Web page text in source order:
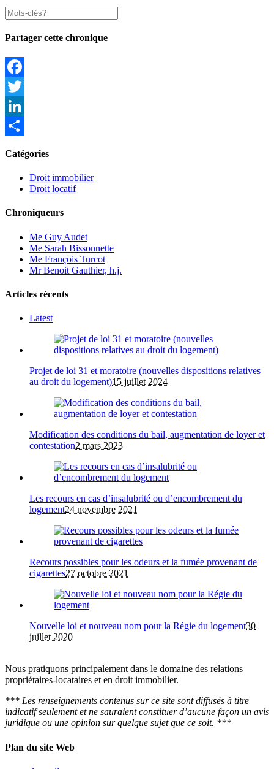
Partager cette chronique
Facebook
Twitter
LinkedIn
Catégories
Droit immobilier
Droit locatif
Chroniqueurs
Me Guy Audet
Me Sarah Bissonnette
Me François Turcot
Mr Benoit Gauthier, h.j.
Articles récents
Latest
Projet de loi 31 et moratoire (nouvelles dispositions relatives
au droit du logement)15 juillet 2024
Modification des conditions du bail, augmentation de loyer et
contestation2 mars 2023
Les recours en cas d’insalubrité ou d’encombrement du
logement24 novembre 2021
Recours possibles pour les odeurs et la fumée provenant de
cigarettes27 octobre 2021
Nouvelle loi et nouveau nom pour la Régie du logement30
juillet 2020
Nous pratiquons principalement dans le domaine des relations
propriétaires-locataires et en droit immobilier.
*** Les renseignements contenus sur ce site sont diffusés à titre
indicatif seulement et ne sauraient constituer d’aucune façon un avis
juridique ou une opinion sur quelque sujet que ce soit. ***
Plan du site Web